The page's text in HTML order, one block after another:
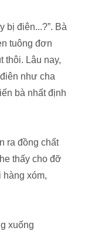
bị điên...?”. Bà
tuông đơn
thôi. Lâu nay,
như cha
bà nhất định
ra đồng chất
thấy cho đỡ
hàng xóm,
xuống